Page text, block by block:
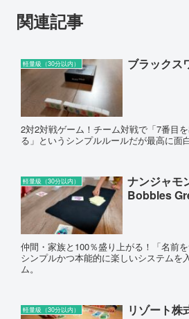
関連記事
軽量級（30分以内） ブラックス
2対2対戦ゲーム！チーム対戦で「7番目
る」というシンプルルールだが最高に面白
軽量級（30分以内）
ナンジャモ
Bobbles
仲間・家族と100％盛り上がる！「名前
シンプルかつ本能的に楽しいシステムを
ム。
軽量級（30分以内） リゾート株